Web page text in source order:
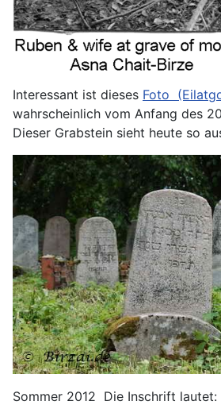
Interessant ist dieses Foto
wahrscheinlich vom Anfang des
Dieser Grabstein sieht heute so
Sommer 2012 Die Inschrift lautet: